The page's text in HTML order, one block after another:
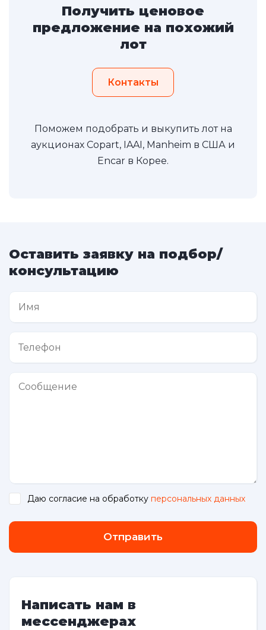
Получить ценовое
предложение на похожий
лот
Контакты
Поможем подобрать и выкупить лот на
аукционах Copart, IAAI, Manheim в США и
Encar в Корее.
Оставить заявку на подбор/
консультацию
Даю согласие на обработку персональных данных
Отправить
Написать нам в
мессенджерах